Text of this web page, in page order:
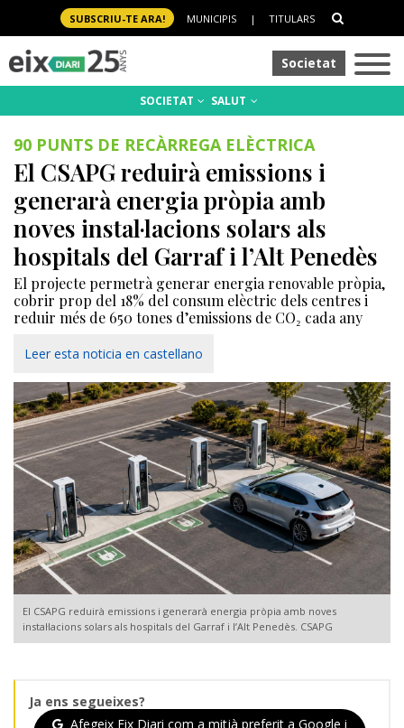
SUBSCRIU-TE ARA! MUNICIPIS | TITULARS
Societat
SOCIETAT SALUT
90 PUNTS DE RECÀRREGA ELÈCTRICA
El CSAPG reduirà emissions i
generarà energia pròpia amb
noves instal·lacions solars als
hospitals del Garraf i l’Alt Penedès
El projecte permetrà generar energia renovable pròpia,
cobrir prop del 18% del consum elèctric dels centres i
reduir més de 650 tones d’emissions de CO₂ cada any
Leer esta noticia en castellano
El CSAPG reduirà emissions i generarà energia pròpia amb noves
instal·lacions solars als hospitals del Garraf i l’Alt Penedès. CSAPG
Ja ens segueixes?
Afegeix Eix Diari com a mitjà preferit a Google i